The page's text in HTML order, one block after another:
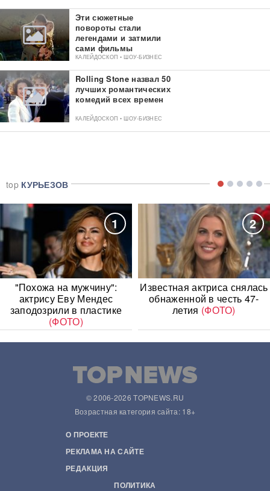
Эти сюжетные
повороты стали
легендами и затмили
сами фильмы
КАЛЕЙДОСКОП • ШОУ-БИЗНЕС
Rolling Stone назвал 50
лучших романтических
комедий всех времен
КАЛЕЙДОСКОП • ШОУ-БИЗНЕС
top КУРЬЕЗОВ
1
"Похожа на мужчину":
актрису Еву Мендес
заподозрили в пластике
(ФОТО)
2
Известная актриса снялась
обнаженной в честь 47-
летия (ФОТО)
© 2006-2026 TOPNEWS.RU
Возрастная категория сайта: 18+
О ПРОЕКТЕ
РЕКЛАМА НА САЙТЕ
РЕДАКЦИЯ
ПОЛИТИКА